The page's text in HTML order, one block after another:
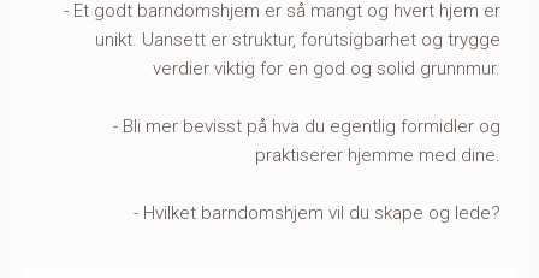
- Et godt barndomshjem er så mangt og hvert hjem er
unikt. Uansett er struktur, forutsigbarhet og trygge
verdier viktig for en god og solid grunnmur.
- Bli mer bevisst på hva du egentlig formidler og
praktiserer hjemme med dine.
- Hvilket barndomshjem vil du skape og lede?